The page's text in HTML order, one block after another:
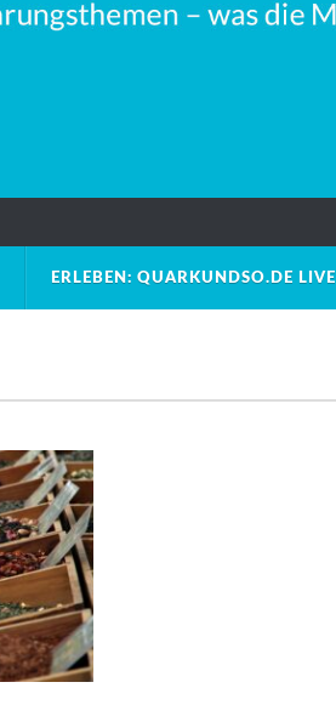
ERLEBEN: QUARKUNDSO.DE LIVE